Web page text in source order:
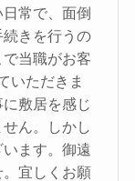
常で、面倒
きを行うの
当職がお客
いただきま
敷居を感じ
ん。しかし
ます。御遠
宜しくお願